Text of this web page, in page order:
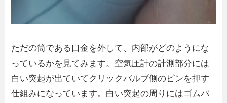
ただの筒である口金を外して、内部がどのようにな
っているかを見てみます。空気圧計の計測部分には
白い突起が出ていてクリックバルブ側のピンを押す
仕組みになっています。白い突起の周りにはゴムパ